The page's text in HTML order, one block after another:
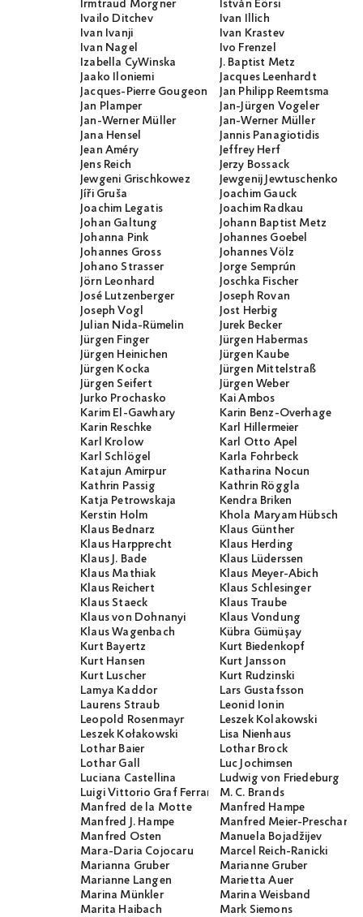
Irmtraud Morgner
István Eörsi
Ivailo Ditchev
Ivan Illich
Ivan Ivanji
Ivan Krastev
Ivan Nagel
Ivo Frenzel
Izabella CyWinska
J. Baptist Metz
Jaako Iloniemi
Jacques Leenhardt
Jacques-Pierre Gougeon
Jan Philipp Reemtsma
Jan Plamper
Jan-Jürgen Vogeler
Jan-Werner Müller
Jan-Werner Müller
Jana Hensel
Jannis Panagiotidis
Jean Améry
Jeffrey Herf
Jens Reich
Jerzy Bossack
Jewgeni Grischkowez
Jewgenij Jewtuschenko
Jíři Gruša
Joachim Gauck
Joachim Legatis
Joachim Radkau
Johan Galtung
Johann Baptist Metz
Johanna Pink
Johannes Goebel
Johannes Gross
Johannes Völz
Johano Strasser
Jorge Semprún
Jörn Leonhard
Joschka Fischer
José Lutzenberger
Joseph Rovan
Joseph Vogl
Jost Herbig
Julian Nida-Rümelin
Jurek Becker
Jürgen Finger
Jürgen Habermas
Jürgen Heinichen
Jürgen Kaube
Jürgen Kocka
Jürgen Mittelstraß
Jürgen Seifert
Jürgen Weber
Jurko Prochasko
Kai Ambos
Karim El-Gawhary
Karin Benz-Overhage
Karin Reschke
Karl Hillermeier
Karl Krolow
Karl Otto Apel
Karl Schlögel
Karla Fohrbeck
Katajun Amirpur
Katharina Nocun
Kathrin Passig
Kathrin Röggla
Katja Petrowskaja
Kendra Briken
Kerstin Holm
Khola Maryam Hübsch
Klaus Bednarz
Klaus Günther
Klaus Harpprecht
Klaus Herding
Klaus J. Bade
Klaus Lüderssen
Klaus Mathiak
Klaus Meyer-Abich
Klaus Reichert
Klaus Schlesinger
Klaus Staeck
Klaus Traube
Klaus von Dohnanyi
Klaus Vondung
Klaus Wagenbach
Kübra Gümüşay
Kurt Bayertz
Kurt Biedenkopf
Kurt Hansen
Kurt Jansson
Kurt Luscher
Kurt Rudzinski
Lamya Kaddor
Lars Gustafsson
Laurens Straub
Leonid Ionin
Leopold Rosenmayr
Leszek Kolakowski
Leszek Kołakowski
Lisa Nienhaus
Lothar Baier
Lothar Brock
Lothar Gall
Luc Jochimsen
Luciana Castellina
Ludwig von Friedeburg
Luigi Vittorio Graf Ferraris
M. C. Brands
Manfred de la Motte
Manfred Hampe
Manfred J. Hampe
Manfred Meier-Preschany
Manfred Osten
Manuela Bojadžijev
Mara-Daria Cojocaru
Marcel Reich-Ranicki
Marianna Gruber
Marianne Gruber
Marianne Langen
Marietta Auer
Marina Münkler
Marina Weisband
Marita Haibach
Mark Siemons